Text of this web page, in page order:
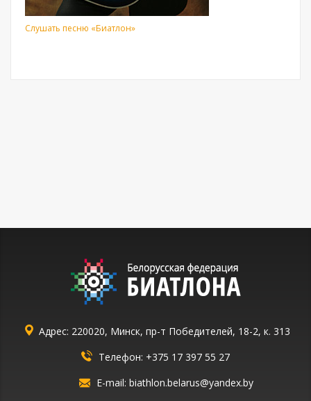
Слушать песню «Биатлон»
Адрес: 220020, Минск, пр-т Победителей, 18-2, к. 313
Телефон: +375 17 397 55 27
E-mail: biathlon.belarus@yandex.by